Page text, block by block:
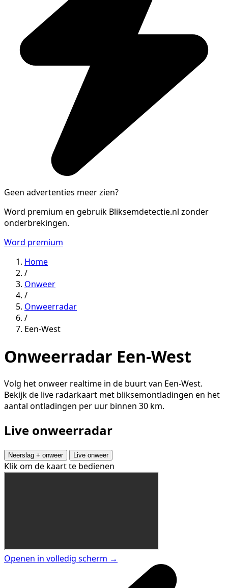
Geen advertenties meer zien?
Word premium en gebruik Bliksemdetectie.nl zonder
onderbrekingen.
Word premium
Home
/
Onweer
/
Onweerradar
/
Een-West
Onweerradar Een-West
Volg het onweer realtime in de buurt van Een-West.
Bekijk de live radarkaart met bliksemontladingen en het
aantal ontladingen per uur binnen 30 km.
Live onweerradar
Neerslag + onweer Live onweer
Klik om de kaart te bedienen
Openen in volledig scherm →